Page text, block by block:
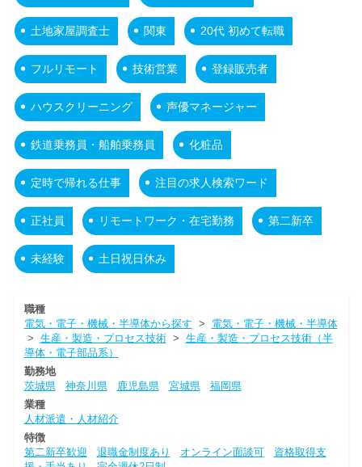
土地家屋調査士 関東 20代 初めて転職
フルリモート 技術営業 登録販売者
ハウスクリーニング 声優マネージャー
鉄道乗務員・船舶乗務員 化粧品
定時で帰れる仕事 注目の求人検索ワード
正社員 リモートワーク・在宅勤務 第二新卒
未経験 土日祝日休み
職種
電気・電子・機械・半導体から探す > 電気・電子・機械・半導体
> 生産・製造・プロセス技術> 生産・製造・プロセス技術（半
導体・電子部品系）
勤務地
茨城県
神奈川県 鹿児島県 宮城県
福岡県
業種
人材派遣・人材紹介
特徴
第二新卒歓迎
退職金制度あり オンライン面談可
資格取得支